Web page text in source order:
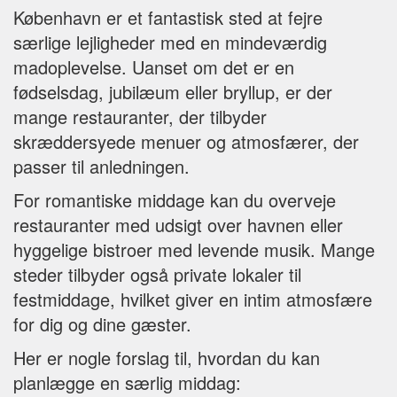
København er et fantastisk sted at fejre
særlige lejligheder med en mindeværdig
madoplevelse. Uanset om det er en
fødselsdag, jubilæum eller bryllup, er der
mange restauranter, der tilbyder
skræddersyede menuer og atmosfærer, der
passer til anledningen.
For romantiske middage kan du overveje
restauranter med udsigt over havnen eller
hyggelige bistroer med levende musik. Mange
steder tilbyder også private lokaler til
festmiddage, hvilket giver en intim atmosfære
for dig og dine gæster.
Her er nogle forslag til, hvordan du kan
planlægge en særlig middag: